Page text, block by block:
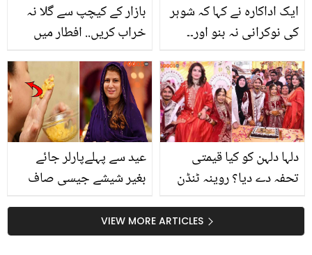
بازار کے کیچپ سے گلا نہ
خراب کریں.. افطار میں
چٹنی پیش کریں اور سب
کا دل جیت لیں
ایک اداکارہ نے کہا کہ شوہر
کی نوکرانی نہ بنو اور۔۔
کرتے ہیں؟ نجی زندگی سے
متعلق دلچسپ باتیں
عید سے پہلےپارلر جائے
بغیر شیشے جیسی صاف
ڈاکٹر بلقیس کا گھر میں
موجود چیزوں سے بنایا ہوا
دلہا دلہن کو کیا قیمتی
تحفہ دے دیا؟ روینہ ٹنڈن
شرکت، وائرل ویڈیو نے
صارفین کے دل جیت لیئے
VIEW MORE ARTICLES